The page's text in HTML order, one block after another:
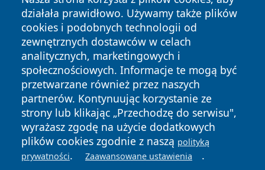
działała prawidłowo. Używamy także plików
cookies i podobnych technologii od
zewnętrznych dostawców w celach
analitycznych, marketingowych i
społecznościowych. Informacje te mogą być
przetwarzane również przez naszych
partnerów. Kontynuując korzystanie ze
strony lub klikając „Przechodzę do serwisu",
wyrażasz zgodę na użycie dodatkowych
plików cookies zgodnie z naszą polityką
prywatności. Zaawansowane ustawienia .
Copyright © 2026 wpruszkowie.pl Wszystkie prawa
zastrzeżone.
News Autorzy
Polityka
Prywatności
Polityka
Cookies